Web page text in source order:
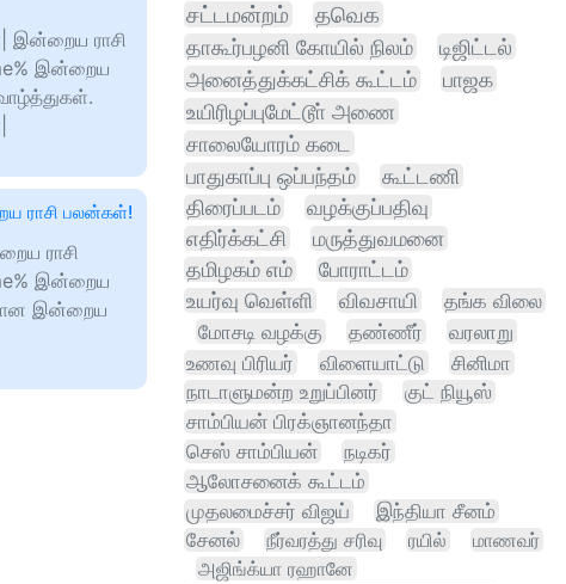
| இன்றைய ராசி
இன்றைய
ராசி பலன்கள்!
ராசி
இன்றைய
இன்றைய
சட்டமன்றம்
தவெக
தாகூர்பழனி கோயில் நிலம்
டிஜிட்டல்
அனைத்துக்கட்சிக் கூட்டம்
பாஜக
உயிரிழப்புமேட்டூா் அணை
சாலையோரம் கடை
பாதுகாப்பு ஒப்பந்தம்
கூட்டணி
திரைப்படம்
வழக்குப்பதிவு
எதிர்க்கட்சி
மருத்துவமனை
தமிழகம் எம்
போராட்டம்
உயர்வு வெள்ளி
விவசாயி
தங்க விலை
மோசடி வழக்கு
தண்ணீர்
வரலாறு
உணவு பிரியர்
விளையாட்டு சினிமா
நாடாளுமன்ற உறுப்பினர்
குட் நியூஸ்
சாம்பியன் பிரக்ஞானந்தா
செஸ் சாம்பியன்
நடிகர்
ஆலோசனைக் கூட்டம்
முதலமைச்சர் விஜய்
இந்தியா சீனம்
சேனல்
நீர்வரத்து சரிவு ரயில்
மாணவர்
அஜிங்க்யா ரஹானே